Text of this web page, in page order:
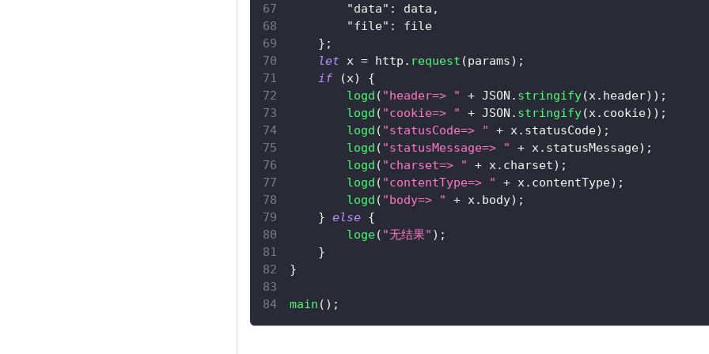
"data" : data ,
"file" :
file
} ;
let x = http . request (params) ;
if
(x)
{
logd ( "header=> " + JSON . stringify(x. header) ) ;
logd ( "cookie=> " + JSON . stringify(x. cookie) ) ;
logd ( "statusCode=> " + x. statusCode) ;
logd ( "statusMessage=> " + x. statusMessage) ;
logd ( "charset=> " + x. charset) ;
logd ( "contentType=> " + x. contentType) ;
logd ( "body=> " + x. body) ;
} else {
loge( "无结果" ) ;
}
}
main ( ) ;